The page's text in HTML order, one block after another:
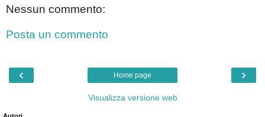
Nessun commento:
Posta un commento
‹ ›
Home page
Visualizza versione web